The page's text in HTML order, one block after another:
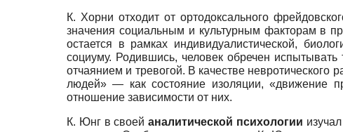
К. Хорни отходит от ортодоксального
значения социальным и культурным факторам в
остается в рамках индивидуалистической,
социуму. Родившись, человек обречен испытывать
отчаянием и тревогой. В качестве
людей» — как состояние изоляции, «движение
отношение зависимости от них.
К. Юнг в своейаналитической психологии